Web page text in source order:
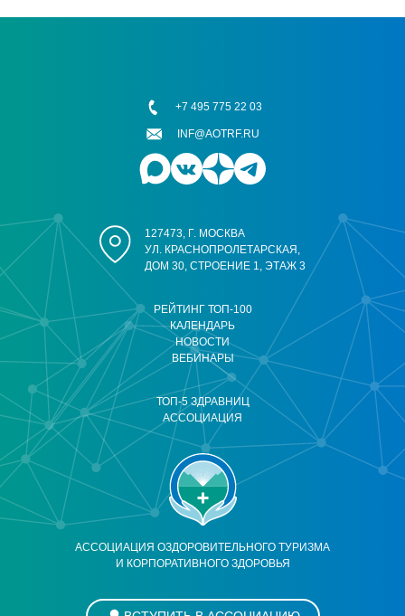
АССОЦИАЦИЯ ОЗДОРОВИТЕЛЬНОГО ТУРИЗМА
И КОРПОРАТИВНОГО ЗДОРОВЬЯ
РЕЙТИНГ ТОП-100
КАЛЕНДАРЬ
НОВОСТИ
ВЕБИНАРЫ
ТОП-5 ЗДРАВНИЦ
АССОЦИАЦИЯ
127473, Г. МОСКВА
УЛ. КРАСНОПРОЛЕТАРСКАЯ,
ДОМ 30, СТРОЕНИЕ 1, ЭТАЖ 3
+7 495 775 22 03
INF@AOTRF.RU